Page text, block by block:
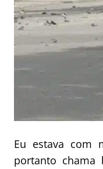
Eu estava com
portanto chama